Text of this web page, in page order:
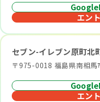
エン
セブン-イレブン原町北
〒975-0018 福島県南相馬
エン